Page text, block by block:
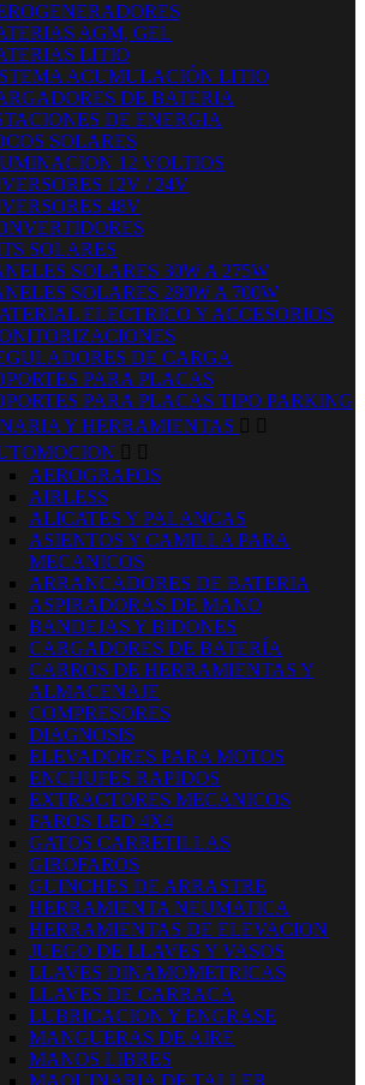
AGM, GEL
LITIO
ACUMULACIÓN LITIO
DE BATERIA
DE ENERGIA
SOLARES
12 VOLTIOS
12V / 24V
48V
SOLARES
SOLARES 30W A 275W
SOLARES 280W A 700W
ELECTRICO Y ACCESORIOS
DE CARGA
PARA PLACAS
PARA PLACAS TIPO PARKING
Y HERRAMIENTAS  
 
AEROGRAFOS
AIRLESS
ALICATES Y PALANCAS
ASIENTOS Y CAMILLA PARA
MECANICOS
ARRANCADORES DE BATERIA
ASPIRADORAS DE MANO
BANDEJAS Y BIDONES
CARGADORES DE BATERÍA
CARROS DE HERRAMIENTAS Y
ALMACENAJE
COMPRESORES
DIAGNOSIS
ELEVADORES PARA MOTOS
ENCHUFES RAPIDOS
EXTRACTORES MECANICOS
FAROS LED 4X4
GATOS CARRETILLAS
GIROFAROS
GUINCHES DE ARRASTRE
HERRAMIENTA NEUMATICA
HERRAMIENTAS DE ELEVACION
JUEGO DE LLAVES Y VASOS
LLAVES DINAMOMETRICAS
LLAVES DE CARRACA
LUBRICACION Y ENGRASE
MANGUERAS DE AIRE
MANOS LIBRES
MAQUINARIA DE TALLER